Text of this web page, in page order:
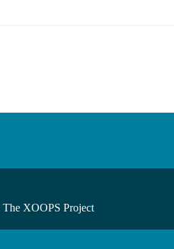
The XOOPS Project